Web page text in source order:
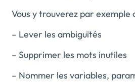
Vous y trouverez par exemple
– Lever les ambiguïtés
– Supprimer les mots inutiles
– Nommer les variables,